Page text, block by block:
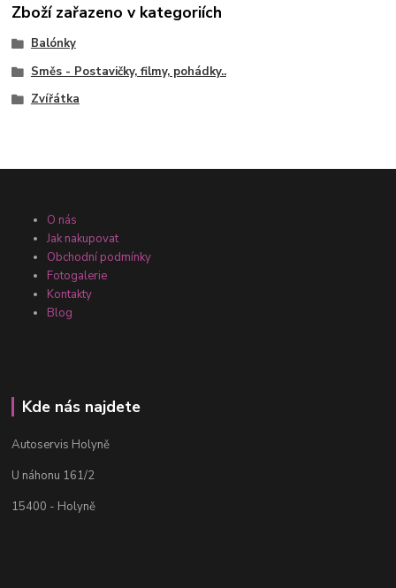
Zboží zařazeno v kategoriích
Balónky
Směs - Postavičky, filmy, pohádky..
Zvířátka
O nás
Jak nakupovat
Obchodní podmínky
Fotogalerie
Kontakty
Blog
Kde nás najdete
Autoservis Holyně
U náhonu 161/2
15400 - Holyně